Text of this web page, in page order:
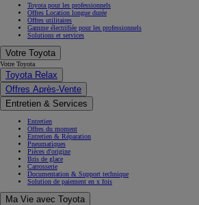
Toyota pour les professionnels
Offres Location longue durée
Offres utilitaires
Gamme électrifiée pour les professionnels
Solutions et services
Votre Toyota
Votre Toyota
Toyota Relax
Offres Après-Vente
Entretien & Services
Entretien
Offres du moment
Entretien & Réparation
Pneumatiques
Pièces d'origine
Bris de glace
Carrosserie
Documentation & Support technique
Solution de paiement en x fois
Ma Vie avec Toyota